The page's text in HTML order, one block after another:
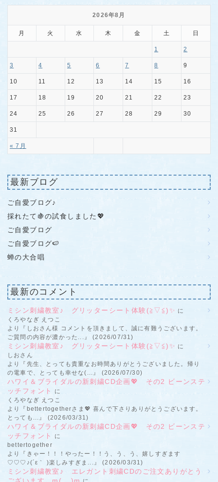
2026年8月
月 火 水 木 金 土 日
« 7月
1 2
3 4 5 6 7 8 9
10 11 12 13 14 15 16
17 18 19 20 21 22 23
24 25 26 27 28 29 30
31
最新ブログ
ご自愛ブログ♪
採れたて🍇の試食しました💖
ご自愛ブログ
ご自愛ブログ🍉
蝉の大合唱
最新のコメント
ミシン刺繍教室♪ グリッターシート体験(≧▽≦)✨ に
くろやなぎ えつこ
より『しおさん様 コメントを頂きまして、誠に有難うございます。
ご質問の内容が濃かった...』 (2026/07/31)
ミシン刺繍教室♪ グリッターシート体験(≧▽≦)✨ に
しおさん
より『先生、とっても貴重なお時間ありがとうございました。帰り
の電車で、とっても幸せな(...』 (2026/07/30)
ハワイ＆ブライダルの新刺繍CD企画💖 その2 ビーンステ
ッチフォント
に
くろやなぎ えつこ
より『bettertogetherさま💖 喜んで下さりありがとうございます。
とっても...』 (2026/03/31)
ハワイ＆ブライダルの新刺繍CD企画💖 その2 ビーンステ
ッチフォント
に
bettertogether
より『きゃー！！！やったー！！う、う、う、嬉しすぎます
♡♡♡♪(´ε｀ )楽しみすぎま...』 (2026/03/31)
ミシン刺繍教室♪ エレガント刺繍CDのご注文ありがとう
ございます。m(__)m